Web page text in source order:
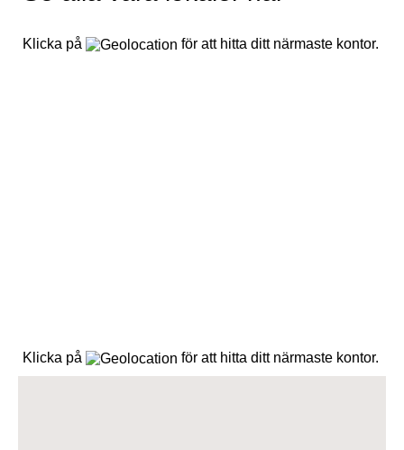
Klicka på för att hitta ditt närmaste kontor.
Klicka på för att hitta ditt närmaste kontor.